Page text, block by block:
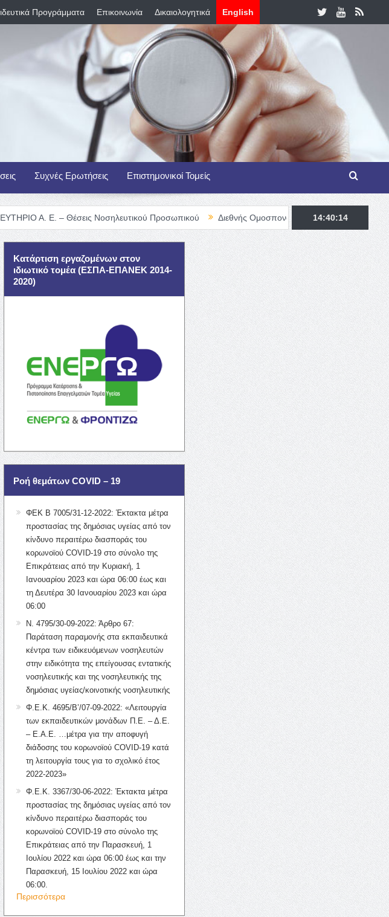
Προγράμματα Επικοινωνία Δικαιολογητικά English
Συχνές Ερωτήσεις Επιστημονικοί Τομείς
Θέσεις Νοσηλευτικού Προσωπικού Διεθνής Ομοσπονδία Θαλασσαιμίας – TIF Fellowship
14:40:15
Κατάρτιση εργαζομένων στον
ιδιωτικό τομέα (ΕΣΠΑ-ΕΠΑΝΕΚ 2014-
2020)
Ροή θεμάτων COVID – 19
ΦΕΚ Β 7005/31-12-2022: Έκτακτα μέτρα
προστασίας της δημόσιας υγείας από τον
κίνδυνο περαιτέρω διασποράς του
κορωνοϊού COVID-19 στο σύνολο της
Επικράτειας από την Κυριακή, 1
Ιανουαρίου 2023 και ώρα 06:00 έως και
τη Δευτέρα 30 Ιανουαρίου 2023 και ώρα
06:00
Ν. 4795/30-09-2022: Άρθρο 67:
Παράταση παραμονής στα εκπαιδευτικά
κέντρα των ειδικευόμενων νοσηλευτών
στην ειδικότητα της επείγουσας εντατικής
νοσηλευτικής και της νοσηλευτικής της
δημόσιας υγείας/κοινοτικής νοσηλευτικής
Φ.Ε.Κ. 4695/Β’/07-09-2022: «Λειτουργία
των εκπαιδευτικών μονάδων Π.Ε. – Δ.Ε.
– Ε.Α.Ε. …μέτρα για την αποφυγή
διάδοσης του κορωνοϊού COVID-19 κατά
τη λειτουργία τους για το σχολικό έτος
2022-2023»
Φ.Ε.Κ. 3367/30-06-2022: Έκτακτα μέτρα
προστασίας της δημόσιας υγείας από τον
κίνδυνο περαιτέρω διασποράς του
κορωνοϊού COVID-19 στο σύνολο της
Επικράτειας από την Παρασκευή, 1
Ιουλίου 2022 και ώρα 06:00 έως και την
Παρασκευή, 15 Ιουλίου 2022 και ώρα
06:00.
Περισσότερα